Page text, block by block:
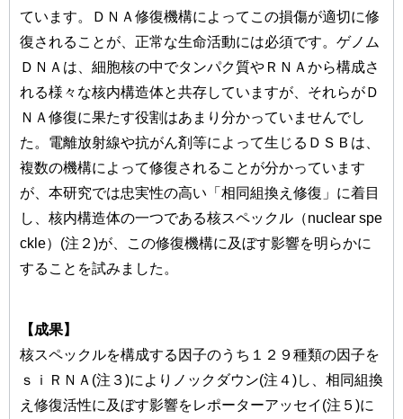
ています。ＤＮＡ修復機構によってこの損傷が適切に修
復されることが、正常な生命活動には必須です。ゲノム
ＤＮＡは、細胞核の中でタンパク質やＲＮＡから構成さ
れる様々な核内構造体と共存していますが、それらがＤ
ＮＡ修復に果たす役割はあまり分かっていませんでし
た。電離放射線や抗がん剤等によって生じるＤＳＢは、
複数の機構によって修復されることが分かっています
が、本研究では忠実性の高い「相同組換え修復」に着目
し、核内構造体の一つである核スペックル（nuclear spe
ckle）(注２)が、この修復機構に及ぼす影響を明らかに
することを試みました。
【成果】
核スペックルを構成する因子のうち１２９種類の因子を
ｓｉＲＮＡ(注３)によりノックダウン(注４)し、相同組換
え修復活性に及ぼす影響をレポーターアッセイ(注５)に